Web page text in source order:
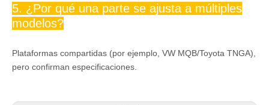
5. ¿Por qué una parte se ajusta a múltiples
modelos?
Plataformas compartidas (por ejemplo, VW MQB/Toyota TNGA),
pero confirman especificaciones.